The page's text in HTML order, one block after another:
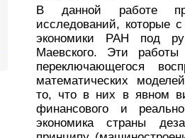
В данной работе
исследований, которые
экономики РАН под
Маевского. Эти
переключающегося
математических
то, что в них в явном
финансового и
экономика страны